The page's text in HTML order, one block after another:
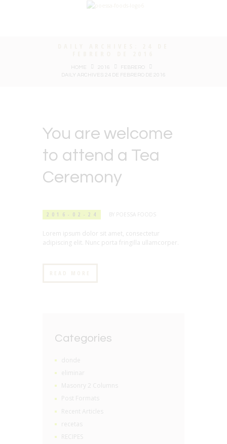
HOME 2016
FEBRERO
DAILY ARCHIVES: 24 DE FEBRERO DE 2016
You are welcome
to attend a Tea
Ceremony
2016-02-24 BY POESSA FOODS
Lorem ipsum dolor sit amet, consectetur
adipiscing elit. Nunc porta fringilla ullamcorper.
Categories
donde
eliminar
Masonry 2 Columns
Post Formats
Recent Articles
recetas
RECIPES